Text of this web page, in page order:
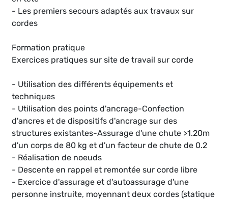
- Les premiers secours adaptés aux travaux sur
cordes
Formation pratique
Exercices pratiques sur site de travail sur corde
- Utilisation des différents équipements et
techniques
- Utilisation des points d'ancrage-Confection
d'ancres et de dispositifs d'ancrage sur des
structures existantes-Assurage d'une chute >1.20m
d'un corps de 80 kg et d'un facteur de chute de 0.2
- Réalisation de noeuds
- Descente en rappel et remontée sur corde libre
- Exercice d'assurage et d'autoassurage d'une
personne instruite, moyennant deux cordes (statique